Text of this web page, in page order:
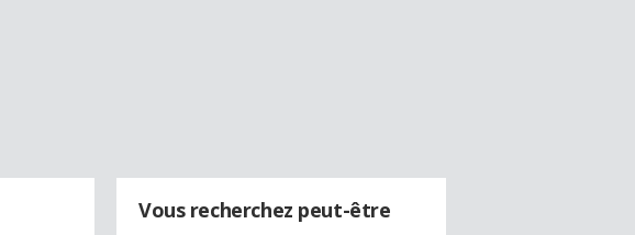
Vous recherchez peut-être